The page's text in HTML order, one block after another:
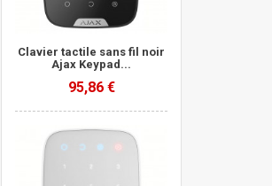
Clavier tactile sans fil noir
Ajax Keypad...
95,86 €